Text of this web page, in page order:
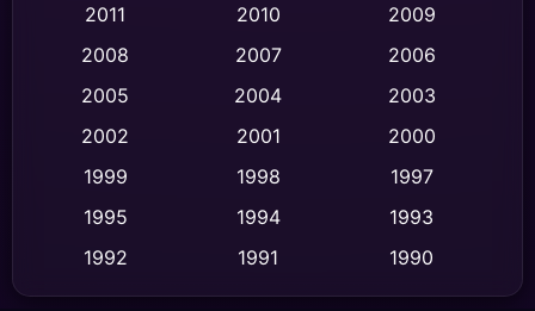
Crime อาชญากรรม (520)
Cult Film
Dance เต้น (10)
Detective สืบสวน (75)
2011
2010
2009
2008
2007
2006
2005
2004
2003
2002
2001
2000
1999
1998
1997
1995
1994
1993
1992
1991
1990
1989
1988
1986